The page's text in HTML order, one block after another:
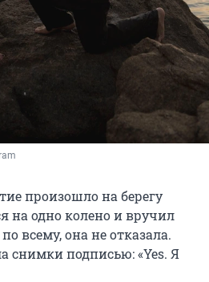
произошло на берегу
на одно колено и вручил
всему, она не отказала.
снимки подписью: «Yes. Я